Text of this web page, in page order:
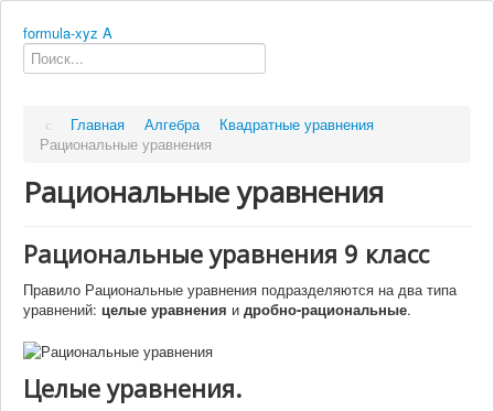
formula-xyz A
Главная Алгебра
Квадратные уравнения
Рациональные уравнения
Рациональные уравнения
Рациональные уравнения 9 класс
Правило Рациональные уравнения подразделяются на два типа
уравнений: целые уравнения и дробно-рациональные.
Целые уравнения.